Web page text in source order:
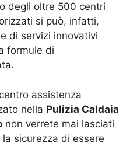
degli oltre 500 centri
si può, infatti,
di servizi innovativi
formule di
assistenza
nella Pulizia Caldaia
non verrete mai lasciati
sicurezza di essere